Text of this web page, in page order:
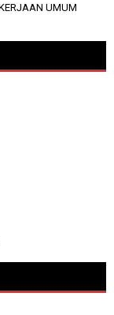
UMUM